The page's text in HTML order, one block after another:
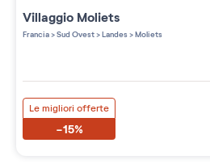
Villaggio Moliets
Francia>Sud Ovest>Landes>Moliets
Le migliori offerte
-15%